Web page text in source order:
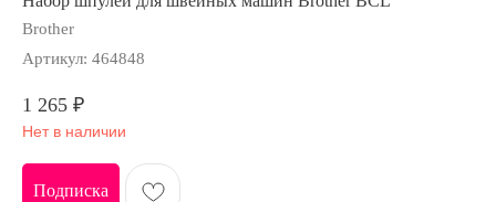
Brother
Артикул: 464848
1 265 ₽
Нет в наличии
Подписка